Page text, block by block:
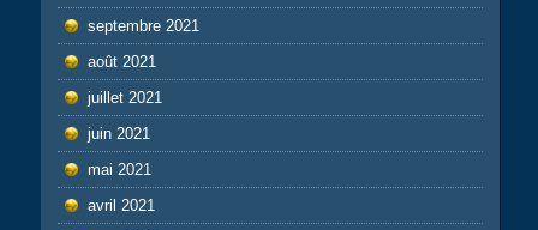
septembre 2021
août 2021
juillet 2021
juin 2021
mai 2021
avril 2021